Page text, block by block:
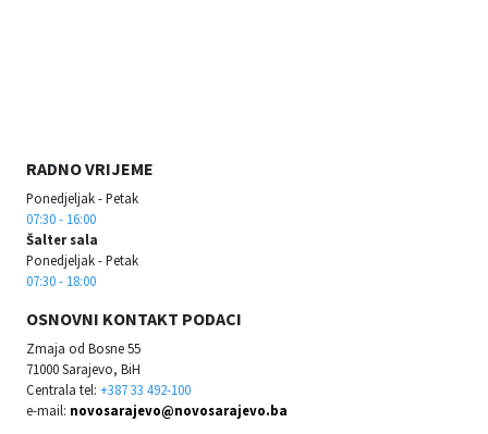
RADNO VRIJEME
Ponedjeljak - Petak
07:30 - 16:00
Šalter sala
Ponedjeljak - Petak
07:30 - 18:00
OSNOVNI KONTAKT PODACI
Zmaja od Bosne 55
71000 Sarajevo, BiH
Centrala tel: +387 33 492-100
e-mail: novosarajevo@novosarajevo.ba